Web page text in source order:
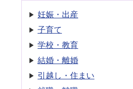
妊娠・出産
子育て
学校・教育
結婚・離婚
引越し・住まい